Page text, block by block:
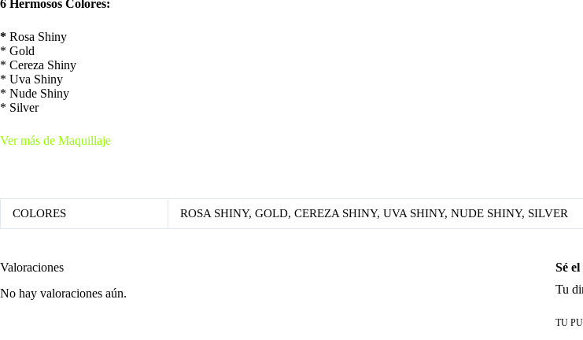
6 Hermosos Colores:
* Rosa Shiny
* Gold
* Cereza Shiny
* Uva Shiny
* Nude Shiny
* Silver
Ver más de Maquillaje
COLORES ROSA SHINY, GOLD, CEREZA SHINY, UVA SHINY, NUDE SHINY, SILVER
Valoraciones
No hay valoraciones aún.
Sé
Tu
TU